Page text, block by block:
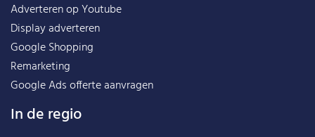
Adverteren op Youtube
Display adverteren
Google Shopping
Remarketing
Google Ads offerte aanvragen
In de regio